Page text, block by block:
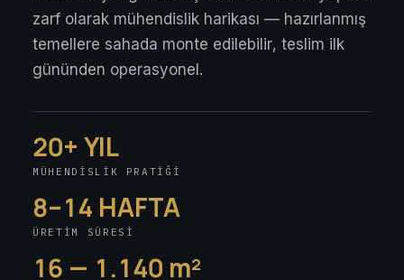
zarf olarak mühendislik harikası — hazırlanmış
temellere sahada monte edilebilir, teslim ilk
gününden operasyonel.
20+ YIL
MÜHENDISLIK PRATIĞI
8–14 HAFTA
ÜRETIM SÜRESI
16 — 1.140 m²